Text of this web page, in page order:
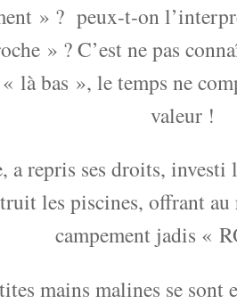
» ? peux-t-on
» ? C’est ne pas
là bas », le temps ne
valeur !
a repris ses droits,
les piscines, offrant au
campement jadis «
mains malines se sont